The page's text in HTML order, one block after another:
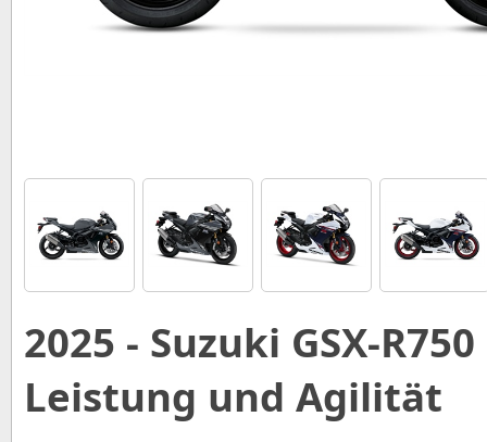
2025 - Suzuki GSX-
Leistung und Agilität